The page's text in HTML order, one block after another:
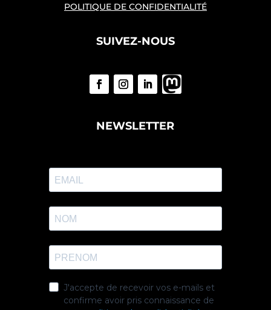
POLITIQUE DE CONFIDENTIALITÉ
SUIVEZ-NOUS
NEWSLETTER